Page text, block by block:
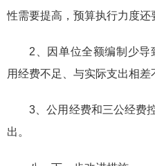
性需要提高，预算执行力度还
2、因单位全额编制少
用经费不足、与实际支出相差
3、公用经费和三公经费
出。